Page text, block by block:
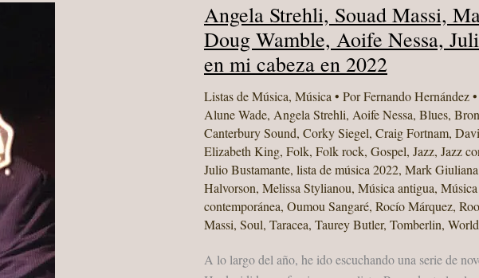
Angela Strehli, Souad Massi,
Doug Wamble, Aoife Nessa,
en mi cabeza en 2022
Listas de Música, Música• PorFernando Hernández•
Alune Wade, Angela Strehli, Aoife Nessa, Blues,
Canterbury Sound, Corky Siegel, Craig Fortnam,
Elizabeth King, Folk, Folk rock, Gospel, Jazz, Jazz
Julio Bustamante, lista de música 2022, Mark Giuliana
Halvorson, Melissa Stylianou, Música antigua,
contemporánea, Oumou Sangaré, Rocío Márquez,
Massi, Soul, Taracea, Taurey Butler, Tomberlin,
A lo largo del año, he ido escuchando una serie de